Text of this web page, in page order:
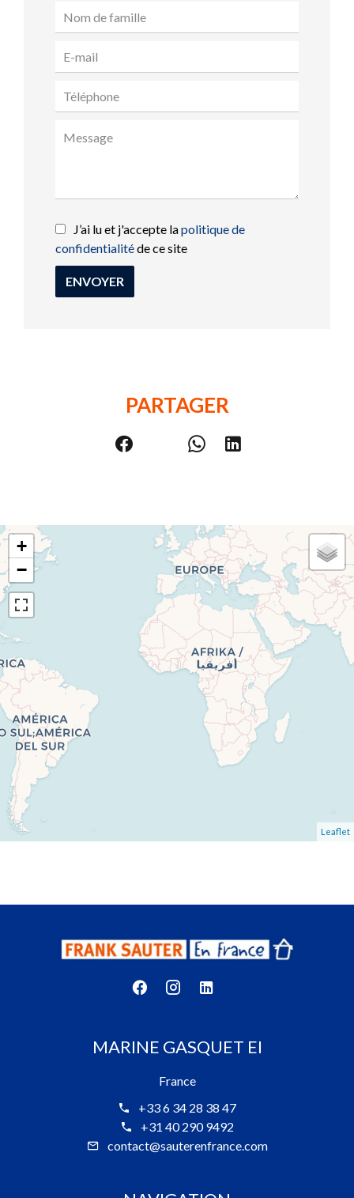
J’ai lu et j'accepte lapolitique de
confidentialitéde ce site
ENVOYER
PARTAGER
+
−
Leaflet
MARINE GASQUET EI
France
+33 6 34 28 38 47
+31 40 290 9492
contact@sauterenfrance.com